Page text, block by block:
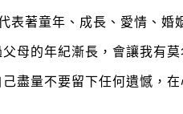
表著童年、成長、愛情、
母的年紀漸長，會讓我有
盡量不要留下任何遺憾，